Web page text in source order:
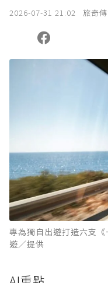
2026-07-31 21:02 旅奇
專為獨自出遊打造六支
遊／提供